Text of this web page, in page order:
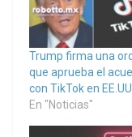
Trump firma una
que aprueba el
con TikTok en
En "Noticias"